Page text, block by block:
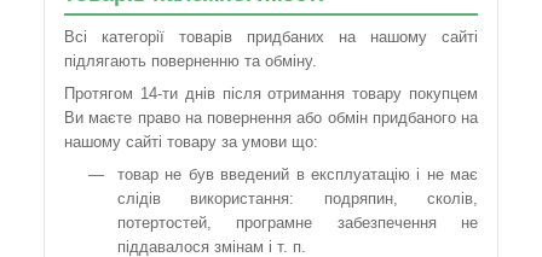
Всі категорії товарів придбаних на нашому сайті
підлягають поверненню та обміну.
Протягом 14-ти днів після отримання товару покупцем
Ви маєте право на повернення або обмін придбаного на
нашому сайті товару за умови що:
товар не був введений в експлуатацію і не має
слідів використання: подряпин, сколів,
потертостей, програмне забезпечення не
піддавалося змінам і т. п.